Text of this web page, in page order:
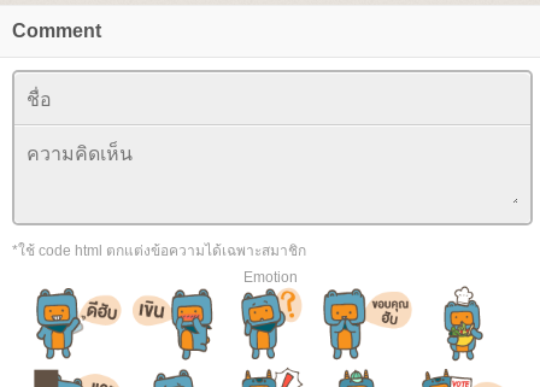
Comment
*ใช้ code html ตกแต่งข้อความได้เฉพาะสมาชิก
Emotion